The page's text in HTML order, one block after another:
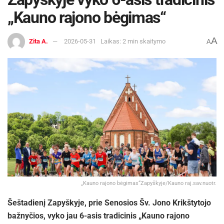
„Kauno rajono bėgimas“
Zita A. 2026-05-31 Laikas: 2 min skaitymo AA
„Kauno rajono bėgimas“Zapyškyje/Kauno raj.sav.nuotr.
Šeštadienį Zapyškyje, prie Senosios Šv. Jono Krikštytojo
bažnyčios, vyko jau 6-asis tradicinis „Kauno rajono